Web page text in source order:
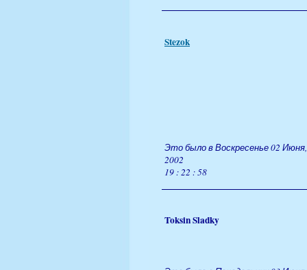
Stezok
Это было в Воскресенье 02 Июня,
2002
19 : 22 : 58
Toksin Sladky